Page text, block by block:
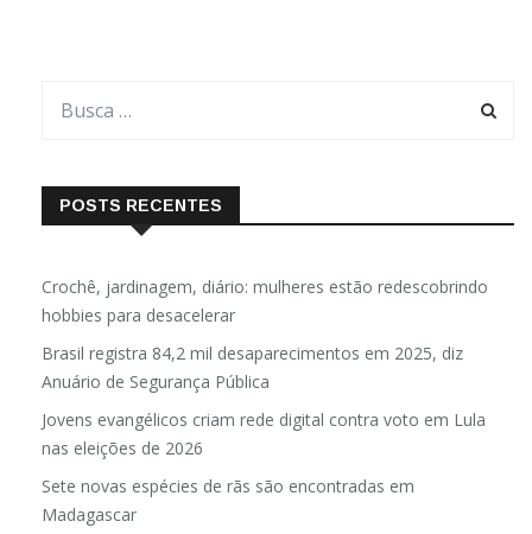
POSTS RECENTES
Crochê, jardinagem, diário: mulheres estão redescobrindo
hobbies para desacelerar
Brasil registra 84,2 mil desaparecimentos em 2025, diz
Anuário de Segurança Pública
Jovens evangélicos criam rede digital contra voto em Lula
nas eleições de 2026
Sete novas espécies de rãs são encontradas em
Madagascar